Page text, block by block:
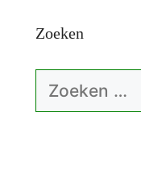
Zoeken
Zoek
naar: